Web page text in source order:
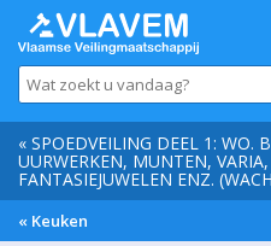
« SPOEDVEILING DEEL 1: WO.
UURWERKEN, MUNTEN,
FANTASIEJUWELEN ENZ.
« Keuken